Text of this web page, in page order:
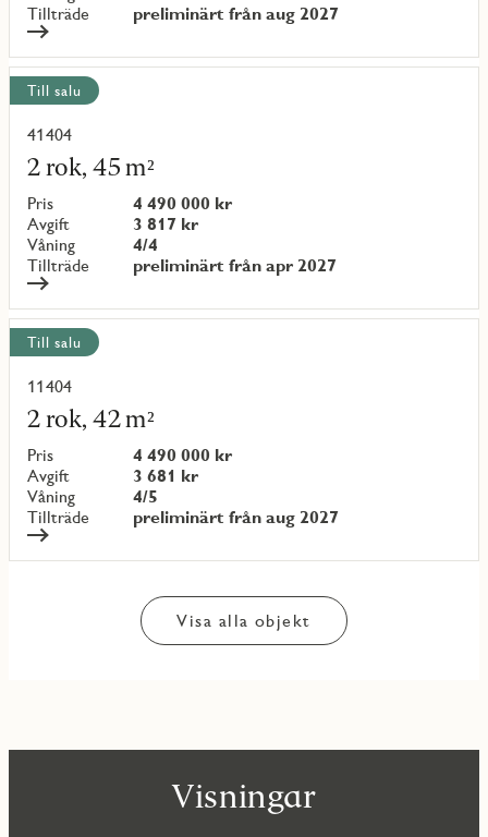
Tillträde
preliminärt från aug 2027
Till salu
41404
2 rok, 45 m²
Pris
4 490 000 kr
Avgift
3 817 kr
Våning
4/4
Tillträde
preliminärt från apr 2027
Läs
mer
om
objekt
{objectNumber}
Till salu
11404
2 rok, 42 m²
Pris
4 490 000 kr
Avgift
3 681 kr
Våning
4/5
Tillträde
preliminärt från aug 2027
Läs
mer
om
objekt
{objectNumber}
Visa alla objekt
Visningar